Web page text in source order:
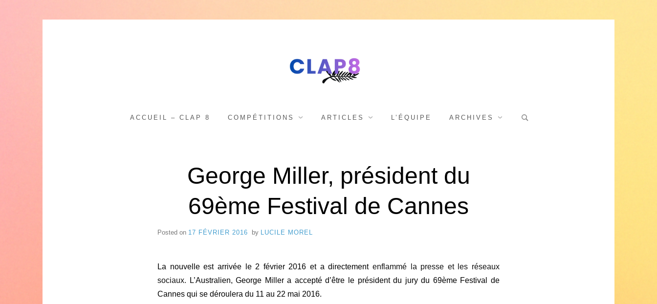
L
A
P
8
v
l
C
a
ACCUEIL – CLAP 8 COMPÉTITIONS ARTICLES L’ÉQUIPE ARCHIVES
Search
George Miller, président du
69ème Festival de Cannes
Posted on 17 FÉVRIER 2016 by LUCILE MOREL
La nouvelle est arrivée le 2 février 2016 et a directement enflammé la presse et les réseaux
sociaux.
L’Australien, George Miller a accepté d’être le président du jury du 69ème Festival de
Cannes qui se déroulera du 11 au 22 mai 2016.